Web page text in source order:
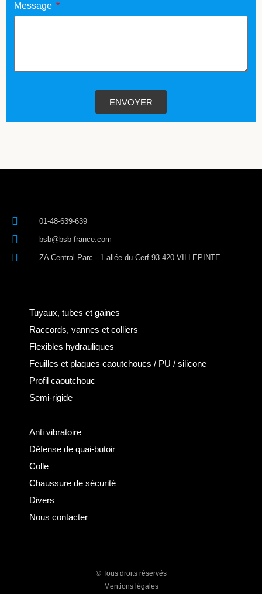
Message
ENVOYER
01-48-639-639
bsb@bsb-france.com
ZA Central Parc - 1 allée du Cerf 93 420 VILLEPINTE
Tuyaux, tubes et gaines
Raccords, vannes et colliers
Flexibles hydrauliques
Feuilles et plaques caoutchoucs / PU / silicone
Profil caoutchouc
Semi-rigide
Anti vibratoire
Défense de quai-butoir
Colle
Chaussure de sécurité
Divers
Nous contacter
© Tous droits réservés
Mentions légales